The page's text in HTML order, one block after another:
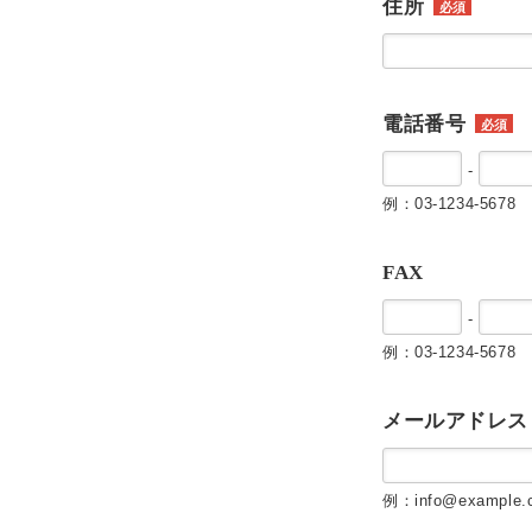
住所 必須
電話番号 必須
-
例：03-1234-5678
FAX
-
例：03-1234-5678
メールアドレス
例：